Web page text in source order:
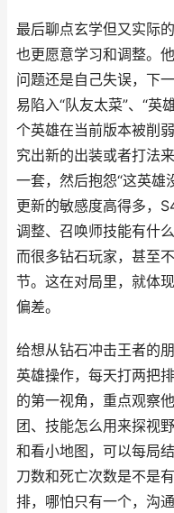
最后聊点玄学但又实际
也更愿意学习和调整。
问题还是自己失误，下
易陷入“队友太菜”、“英
个英雄在当前版本被削
究出新的出装或者打法
一套，然后抱怨“这英雄
更新的敏感度高得多，
调整、召唤师技能有什
而很多钻石玩家，甚至
节。这在对局里，就体
偏差。
给想从钻石冲击王者的
英雄操作，每天打两把
的第一视角，重点观察
团、技能怎么用来探视
和看小地图，可以每局
刀数和死亡次数是不是
排，哪怕只有一个，沟